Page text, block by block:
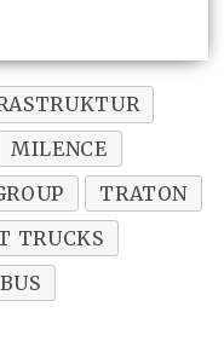
MILENCE
TRATON
TRUCKS